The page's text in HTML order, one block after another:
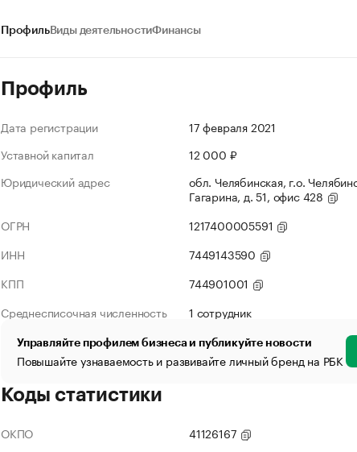
ПрофильВиды деятельностиФинансы
Профиль
Дата регистрации
17 февраля 2021
Уставной капитал
12 000 ₽
Юридический адрес
обл. Челябинская, г.о.
Гагарина, д. 51, офис 428
ОГРН
1217400005591
ИНН
7449143590
КПП
744901001
Среднесписочная численность
1 сотрудник
Управляйте профилем бизнеса и публикуйте новости
Повышайте узнаваемость и развивайте личный бренд на РБК
Коды статистики
ОКПО
41126167